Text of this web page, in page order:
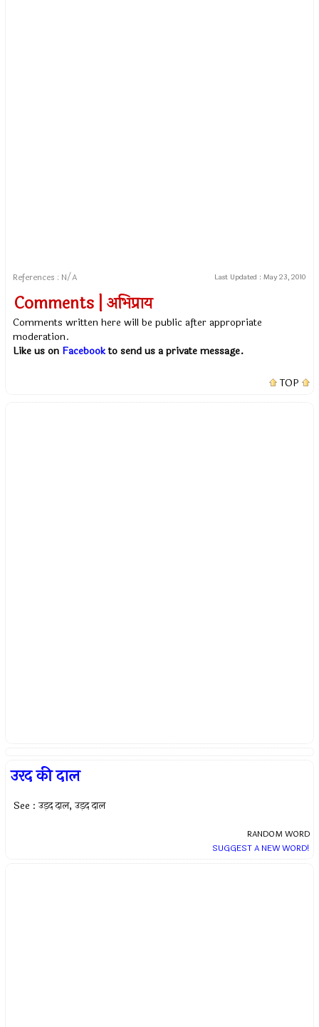
References : N/A Last Updated : May 23, 2010
Comments | अभिप्राय
Comments written here will be public after appropriate
moderation.
Like us on Facebookto send us a private message.
TOP
उरद की दाल
See : उड़द दाल, उड़द दाल
RANDOM WORD
SUGGEST A NEW WORD!